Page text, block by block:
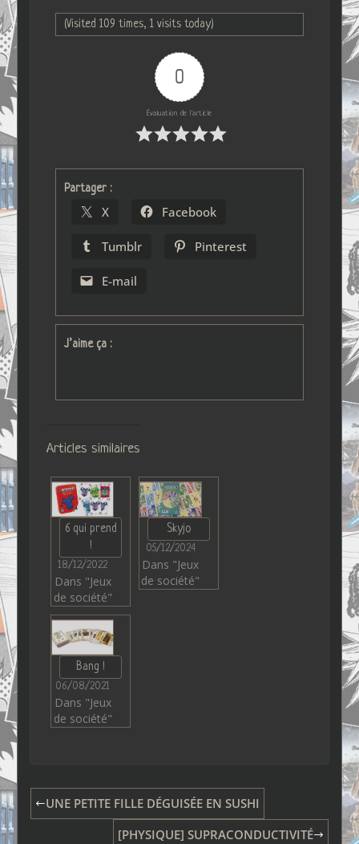
(Visited 109 times, 1 visits today)
0
Évaluation de l'article
Partager :
X Facebook
Tumblr Pinterest
E-mail
J’aime ça :
Articles similaires
6 qui prend
!
18/12/2022
Dans "Jeux
de société"
Skyjo
05/12/2024
Dans "Jeux
de société"
Bang !
06/08/2021
Dans "Jeux
de société"
UNE PETITE FILLE DÉGUISÉE EN SUSHI
[PHYSIQUE] SUPRACONDUCTIVITÉ